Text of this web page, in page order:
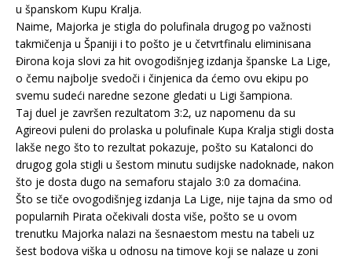
u španskom Kupu Kralja.
Naime, Majorka je stigla do polufinala drugog po važnosti
takmičenja u Španiji i to pošto je u četvrtfinalu eliminisana
Đirona koja slovi za hit ovogodišnjeg izdanja španske La Lige,
o čemu najbolje svedoči i činjenica da ćemo ovu ekipu po
svemu sudeći naredne sezone gledati u Ligi šampiona.
Taj duel je završen rezultatom 3:2, uz napomenu da su
Agireovi puleni do prolaska u polufinale Kupa Kralja stigli dosta
lakše nego što to rezultat pokazuje, pošto su Katalonci do
drugog gola stigli u šestom minutu sudijske nadoknade, nakon
što je dosta dugo na semaforu stajalo 3:0 za domaćina.
Što se tiče ovogodišnjeg izdanja La Lige, nije tajna da smo od
popularnih Pirata očekivali dosta više, pošto se u ovom
trenutku Majorka nalazi na šesnaestom mestu na tabeli uz
šest bodova viška u odnosu na timove koji se nalaze u zoni